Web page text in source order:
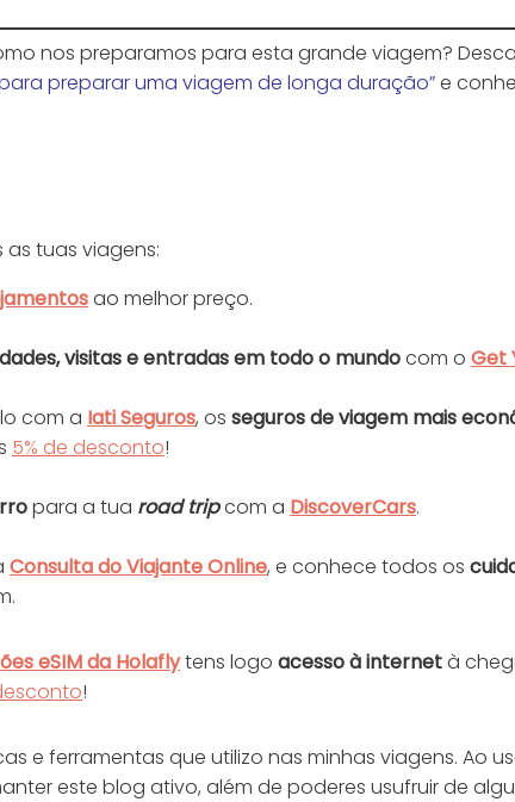
nos preparamos para esta grande viagem?
preparar uma viagem de longa duração”e
as tuas viagens:
ao melhor preço.
des, visitas e entradas em todo o mundocom o Get
com a Iati Seguros, os seguros de viagem mais
5% de desconto!
para a tua road tripcom a DiscoverCars.
Consulta do ViajanteOnline, e conhece todos os
eSIM da Holaflytens logo acesso à internetà
!
e ferramentas que utilizo nas minhas viagens. Ao
este blog ativo, além de poderes usufruir de